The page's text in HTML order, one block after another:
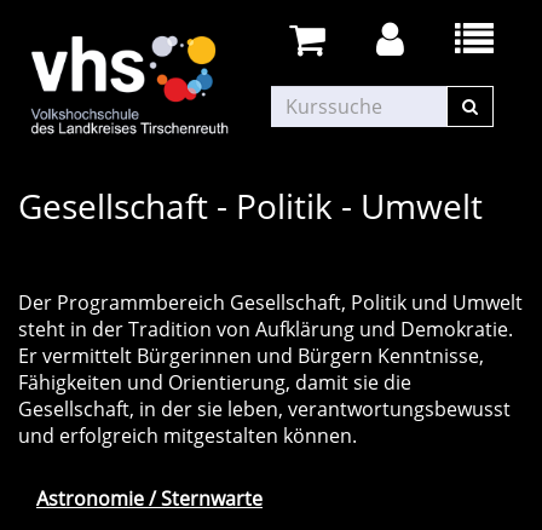
Gesellschaft - Politik - Umwelt
Der Programmbereich Gesellschaft, Politik und Umwelt
steht in der Tradition von Aufklärung und Demokratie.
Er vermittelt Bürgerinnen und Bürgern Kenntnisse,
Fähigkeiten und Orientierung, damit sie die
Gesellschaft, in der sie leben, verantwortungsbewusst
und erfolgreich mitgestalten können.
Astronomie / Sternwarte